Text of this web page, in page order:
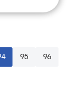
95
96